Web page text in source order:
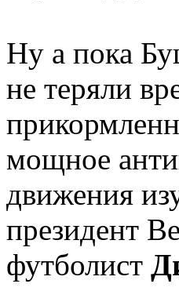
Ну а пока
не теряли
мощное
движения
президент
футболист